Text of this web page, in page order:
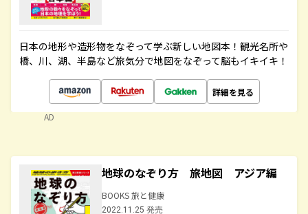
日本の地形や造形物をなぞって学ぶ新しい地図本！観光名所や
橋、川、湖、半島など旅気分で地図をなぞって脳もイキイキ！
詳細を見る
AD
地球のなぞり方 旅地図 アジア編
BOOKS 旅と健康
2022.11.25 発売